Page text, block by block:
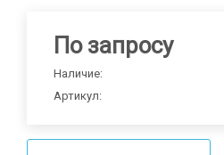
По запросу
Наличие:
Артикул: